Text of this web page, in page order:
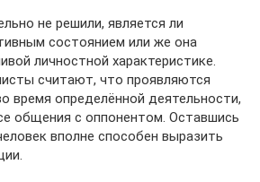
не решили, является ли
состоянием или же она
личностной характеристике.
считают, что проявляются
время определённой деятельности,
общения с оппонентом. Оставшись
вполне способен выразить